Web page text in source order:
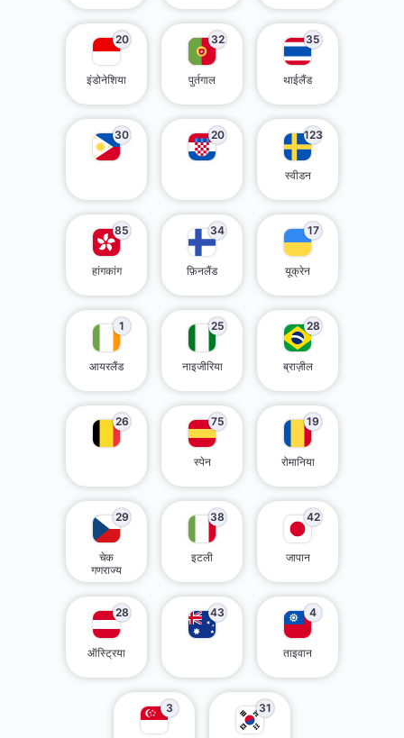
20
इंडोनेशिया
32
पुर्तगाल
35
थाईलैंड
30 20 123
स्वीडन
85
हांगकांग
34
फ़िनलैंड
17
यूक्रेन
1
आयरलैंड
25
नाइजीरिया
28
ब्राज़ील
26 75
स्पेन
19
रोमानिया
29
चेक
गणराज्य
38
इटली
42
जापान
28
ऑस्ट्रिया
43 4
ताइवान
3 31